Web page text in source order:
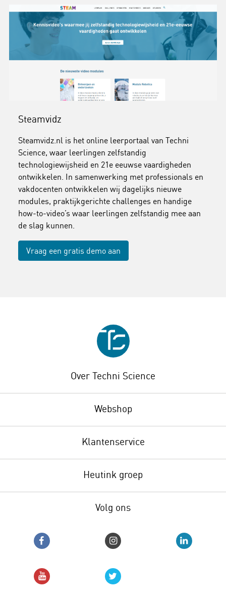
Steamvidz
Steamvidz.nl is het online leerportaal van Techni
Science, waar leerlingen zelfstandig
technologiewijsheid en 21e eeuwse vaardigheden
ontwikkelen. In samenwerking met professionals en
vakdocenten ontwikkelen wij dagelijks nieuwe
modules, praktijkgerichte challenges en handige
how-to-video’s waar leerlingen zelfstandig mee aan
de slag kunnen.
Vraag een gratis demo aan
Over Techni Science
Webshop
Klantenservice
Heutink groep
Volg ons